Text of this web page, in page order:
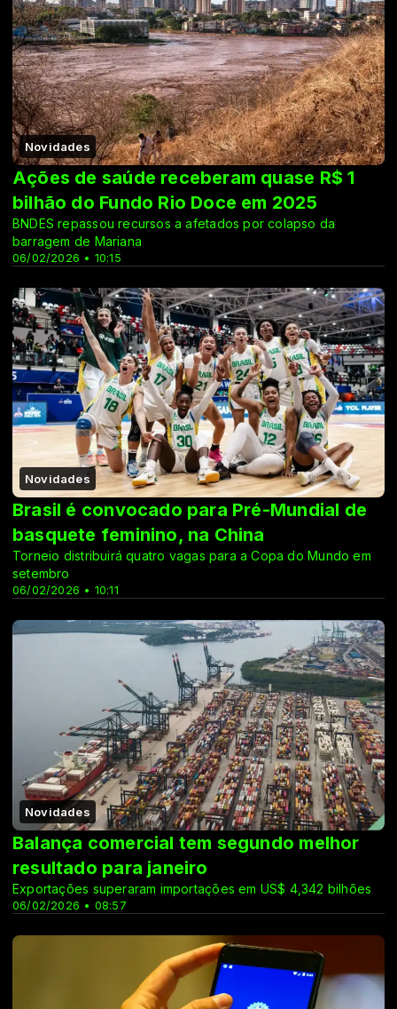
Novidades
06/02/2026 • 10:15
Ações de saúde receberam quase R$ 1
bilhão do Fundo Rio Doce em 2025
BNDES repassou recursos a afetados por colapso da
barragem de Mariana
Novidades
06/02/2026 • 10:11
Brasil é convocado para Pré-Mundial de
basquete feminino, na China
Torneio distribuirá quatro vagas para a Copa do Mundo em
setembro
Novidades
06/02/2026 • 08:57
Balança comercial tem segundo melhor
resultado para janeiro
Exportações superaram importações em US$ 4,342 bilhões